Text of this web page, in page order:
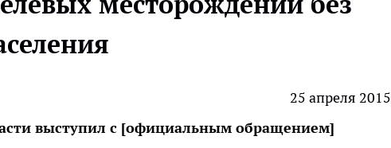
25 апреля 2015
выступил с [официальным обращением]